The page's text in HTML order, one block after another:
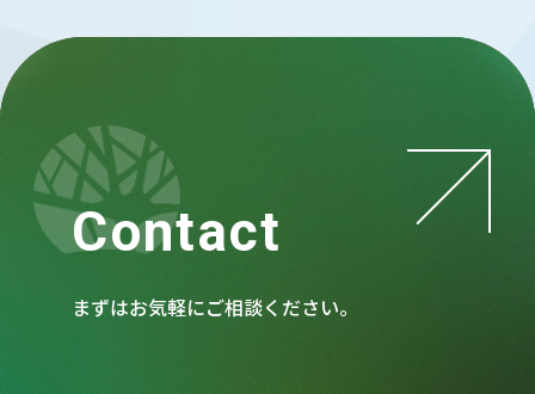
Contact
まずはお気軽にご相談ください。